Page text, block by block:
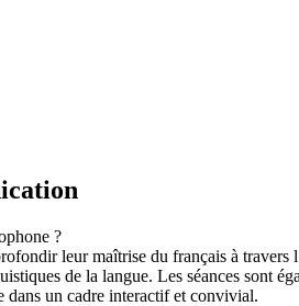
?
leur maîtrise du français à
de la langue. Les séances sont
dans un cadre interactif et convivial.